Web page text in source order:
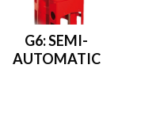
G6: SEMI-
AUTOMATIC